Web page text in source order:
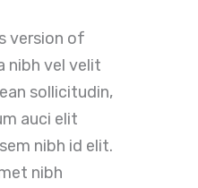
version of
nibh vel velit
sollicitudin,
auci elit
nibh id elit.
nibh